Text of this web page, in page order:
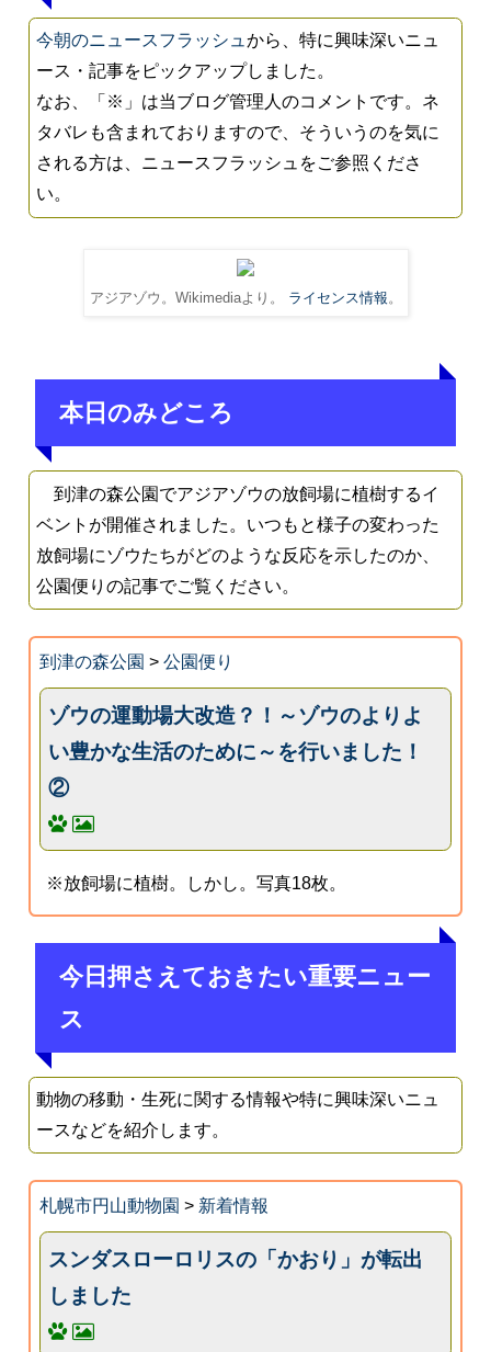
今朝のニュースフラッシュから、特に興味深いニュ
ース・記事をピックアップしました。
なお、「※」は当ブログ管理人のコメントです。ネ
タバレも含まれておりますので、そういうのを気に
される方は、ニュースフラッシュをご参照くださ
い。
アジアゾウ。Wikimediaより。 ライセンス情報 。
本日のみどころ
到津の森公園でアジアゾウの放飼場に植樹するイ
ベントが開催されました。いつもと様子の変わった
放飼場にゾウたちがどのような反応を示したのか、
公園便りの記事でご覧ください。
到津の森公園 > 公園便り
ゾウの運動場大改造？！～ゾウのよりよ
い豊かな生活のために～を行いました！
②
※放飼場に植樹。しかし。写真18枚。
今日押さえておきたい重要ニュー
ス
動物の移動・生死に関する情報や特に興味深いニュ
ースなどを紹介します。
札幌市円山動物園 > 新着情報
スンダスローロリスの「かおり」が転出
しました